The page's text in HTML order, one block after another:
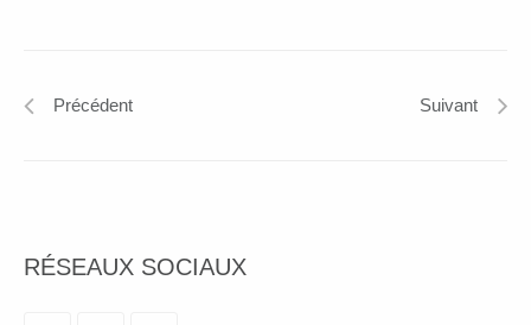
Précédent Suivant
RÉSEAUX SOCIAUX